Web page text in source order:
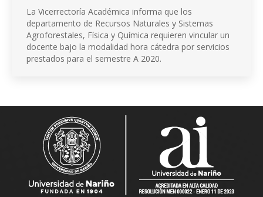
La Vicerrectoría Académica informa que los
departamento de Recursos Naturales y Sistemas
Agroforestales, Física y Química requieren vincular un
docente bajo la modalidad hora cátedra por servicios
prestados para el semestre A 2020.